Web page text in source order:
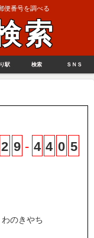
便番号を調べる
索
駅 検索 ＳＮＳ
2 9 - 4 4 0 5
のきやち